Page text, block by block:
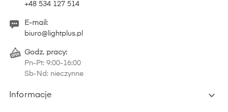
+48 534 127 514
E-mail:
biuro@lightplus.pl
Godz. pracy:
Pn-Pt: 9:00-16:00
Sb-Nd: nieczynne
Informacje 